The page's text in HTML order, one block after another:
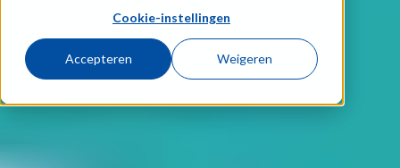
Cookie-instellingen
Accepteren Weigeren